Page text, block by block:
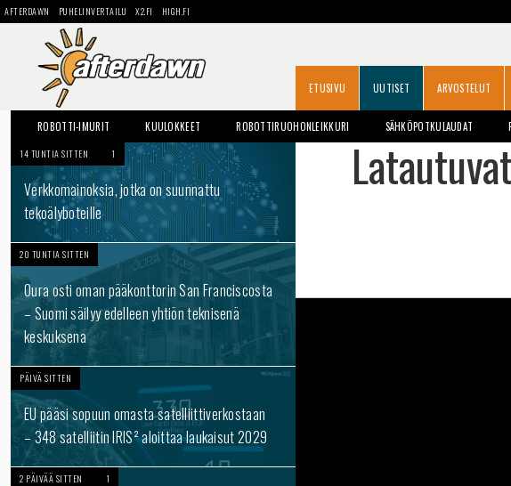
AFTERDAWN PUHELINVERTAILU X2.FI HIGH.FI
ETUSIVU UUTISET ARVOSTELUT
ROBOTTI-IMURIT KUULOKKEET ROBOTTIRUOHONLEIKKURI SÄHKÖPOTKULAUDAT
14 TUNTIA SITTEN 1
Verkkomainoksia, jotka on suunnattu
tekoälyboteille
20 TUNTIA SITTEN
Oura osti oman pääkonttorin San Franciscosta
– Suomi säilyy edelleen yhtiön teknisenä
keskuksena
PÄIVÄ SITTEN
EU pääsi sopuun omasta satelliittiverkostaan
– 348 satelliitin IRIS² aloittaa laukaisut 2029
2 PÄIVÄÄ SITTEN 1